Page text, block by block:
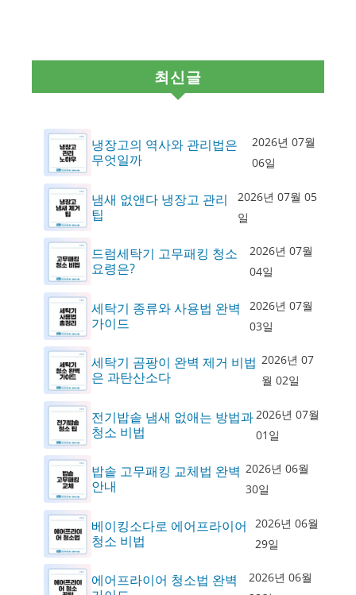
최신글
냉장고의 역사와 관리법은
무엇일까
2026년 07월
06일
냄새 없앤다 냉장고 관리
팁
2026년 07월 05
일
드럼세탁기 고무패킹 청소
요령은?
2026년 07월
04일
세탁기 종류와 사용법 완벽
가이드
2026년 07월
03일
세탁기 곰팡이 완벽 제거 비법
은 과탄산소다
2026년 07
월 02일
전기밥솥 냄새 없애는 방법과
청소 비법
2026년 07월
01일
밥솥 고무패킹 교체법 완벽
안내
2026년 06월
30일
베이킹소다로 에어프라이어
청소 비법
2026년 06월
29일
에어프라이어 청소법 완벽
2026년 06월